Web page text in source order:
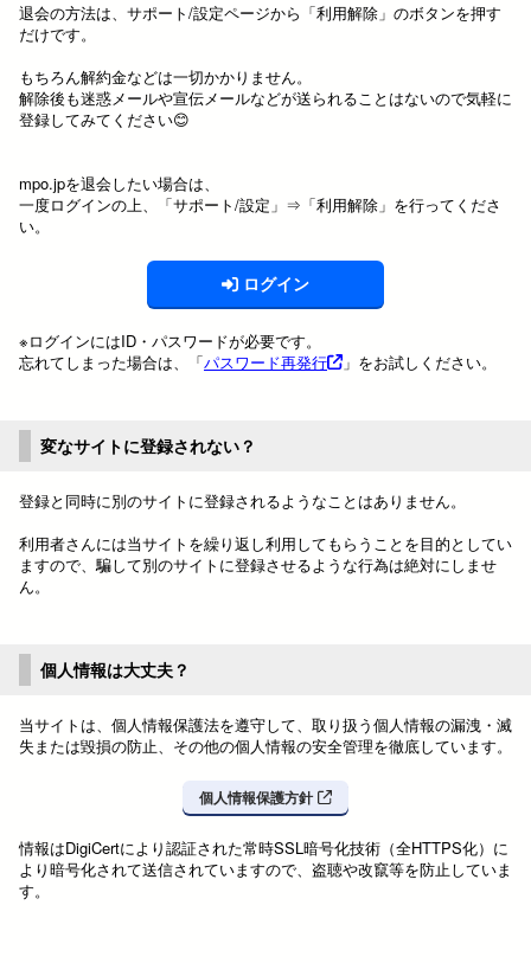
退会の方法は、サポート/設定ページから「利用解除」のボタンを押す
だけです。
もちろん解約金などは一切かかりません。
解除後も迷惑メールや宣伝メールなどが送られることはないので気軽に
登録してみてください😊
mpo.jpを退会したい場合は、
一度ログインの上、「サポート/設定」⇒「利用解除」を行ってくださ
い。
ログイン
※ログインにはID・パスワードが必要です。
忘れてしまった場合は、「パスワード再発行 」をお試しください。
変なサイトに登録されない？
登録と同時に別のサイトに登録されるようなことはありません。
利用者さんには当サイトを繰り返し利用してもらうことを目的としてい
ますので、騙して別のサイトに登録させるような行為は絶対にしませ
ん。
個人情報は大丈夫？
当サイトは、個人情報保護法を遵守して、取り扱う個人情報の漏洩・滅
失または毀損の防止、その他の個人情報の安全管理を徹底しています。
個人情報保護方針
情報はDigiCertにより認証された常時SSL暗号化技術（全HTTPS化）に
より暗号化されて送信されていますので、盗聴や改竄等を防止していま
す。